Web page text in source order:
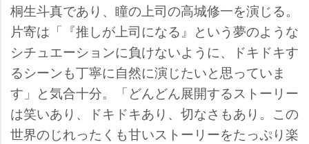
桐生斗真であり、瞳の上司の高城修一を演じる。
片寄は「『推しが上司になる』という夢のような
シチュエーションに負けないように、ドキドキす
るシーンも丁寧に自然に演じたいと思っていま
す」と気合十分。「どんどん展開するストーリー
は笑いあり、ドキドキあり、切なさもあり。この
世界のじれったくも甘いストーリーをたっぷり楽